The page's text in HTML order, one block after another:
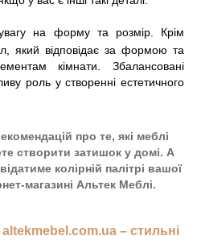
на форму та розмір. Крім
який відповідає за формою та
кімнати. Збалансовані
роль у створенні естетичного
про те, які меблі
створити затишок у домі. А
колірній палітрі вашої
магазині Альтек Меблі.
– стильні